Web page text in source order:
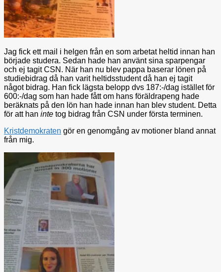
Jag fick ett mail i helgen från en som arbetat heltid innan han
började studera. Sedan hade han använt sina sparpengar
och ej tagit CSN. När han nu blev pappa baserar lönen på
studiebidrag då han varit heltidsstudent då han ej tagit
något bidrag. Han fick lägsta belopp dvs 187:-/dag istället för
600:-/dag som han hade fått om hans föräldrapeng hade
beräknats på den lön han hade innan han blev student. Detta
för att han inte tog bidrag från CSN under första terminen.
Kristdemokraten gör en genomgång av motioner bland annat
från mig.